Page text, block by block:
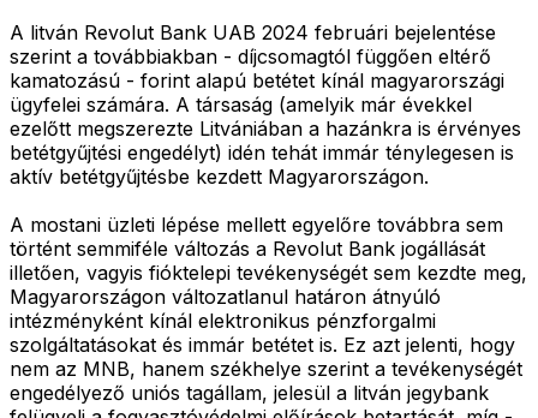
A litván Revolut Bank UAB 2024 februári bejelentése
szerint a továbbiakban - díjcsomagtól függően eltérő
kamatozású - forint alapú betétet kínál magyarországi
ügyfelei számára. A társaság (amelyik már évekkel
ezelőtt megszerezte Litvániában a hazánkra is érvényes
betétgyűjtési engedélyt) idén tehát immár ténylegesen is
aktív betétgyűjtésbe kezdett Magyarországon.
A mostani üzleti lépése mellett egyelőre továbbra sem
történt semmiféle változás a Revolut Bank jogállását
illetően, vagyis fióktelepi tevékenységét sem kezdte meg,
Magyarországon változatlanul határon átnyúló
intézményként kínál elektronikus pénzforgalmi
szolgáltatásokat és immár betétet is. Ez azt jelenti, hogy
nem az MNB, hanem székhelye szerint a tevékenységét
engedélyező uniós tagállam, jelesül a litván jegybank